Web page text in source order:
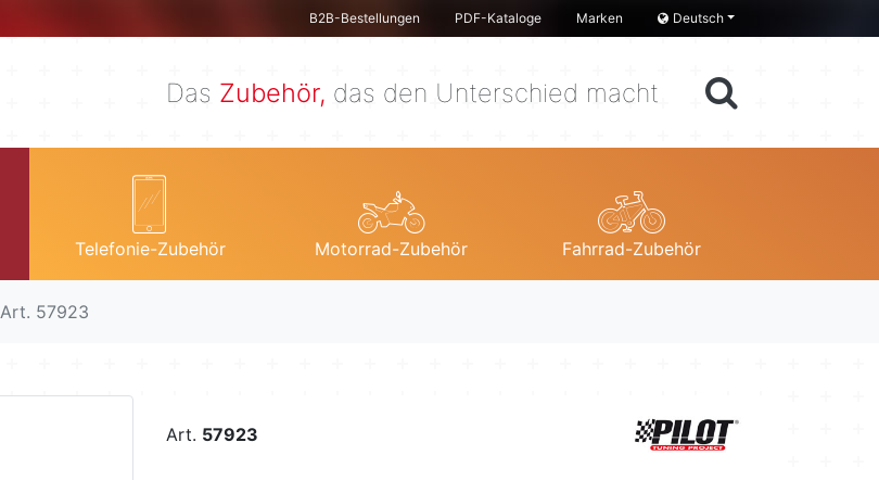
B2B-Bestellungen PDF-Kataloge Marken Deutsch
Das Zubehör, das den Unterschied macht
Telefonie-Zubehör Motorrad-Zubehör Fahrrad-Zubehör
Art. 57923
Art. 57923